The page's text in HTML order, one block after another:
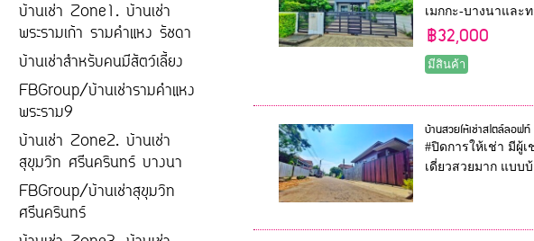
บ้านเช่า Zone1. บ้านเช่า
พระรามเก้า รามคำแหง รัชดา
บ้านเช่าสำหรับคนมีสัตว์เลี้ยง
FBGroup/บ้านเช่ารามคำแหง
พระราม9
บ้านเช่า Zone2. บ้านเช่า
สุขุมวิท ศรีนครินทร์ บางนา
FBGroup/บ้านเช่าสุขุมวิท
ศรีนครินทร์
เมกกะ-บางนาและ
฿32,000
มีสินค้า
บ้านสวยให้เช่าสไตล์ลอฟ
#ปิดการให้เช่า มีผู้
เดี่ยวสวยมาก แบบ